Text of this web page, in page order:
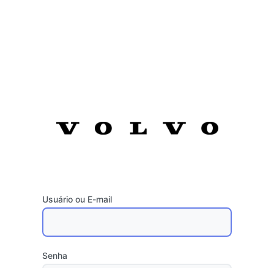
Usuário ou E-mail
Senha